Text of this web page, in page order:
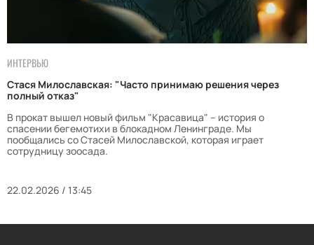
ИНТЕРВЬЮ
Стася Милославская: "Часто принимаю решения через
полный отказ"
В прокат вышел новый фильм "Красавица" – история о
спасении бегемотихи в блокадном Ленинграде. Мы
пообщались со Стасей Милославской, которая играет
сотрудницу зоосада.
22.02.2026 / 13:45